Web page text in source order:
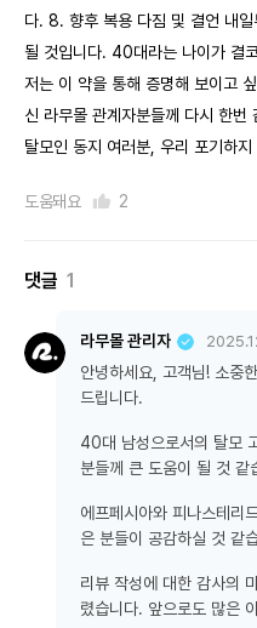
다. 8. 향후 복용 다짐 및 결언 내
될 것입니다. 40대라는 나이가 결
저는 이 약을 통해 증명해 보이고
신 라무몰 관계자분들께 다시 한번
탈모인 동지 여러분, 우리 포기하
도움돼요 2
댓글 1
라무몰 관리자
안녕하세요, 고객님! 소중
드립니다.
40대 남성으로서의 탈모
분들께 큰 도움이 될 것 같
에프페시아와 피나스테리
은 분들이 공감하실 것 같
리뷰 작성에 대한 감사의
렸습니다. 앞으로도 많은